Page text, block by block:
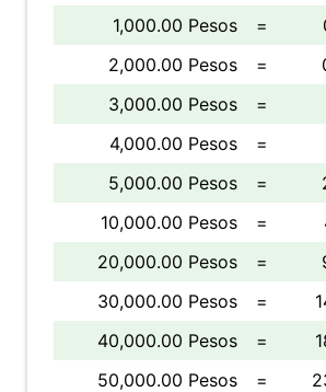
1,000.00 Pesos =
2,000.00 Pesos
=
3,000.00 Pesos
=
4,000.00 Pesos
=
5,000.00 Pesos
=
10,000.00 Pesos
=
20,000.00 Pesos
=
30,000.00 Pesos
=
40,000.00 Pesos
=
50,000.00 Pesos
=